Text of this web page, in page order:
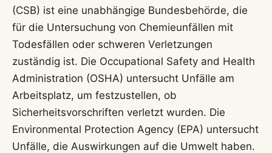
(CSB) ist eine unabhängige Bundesbehörde, die
für die Untersuchung von Chemieunfällen mit
Todesfällen oder schweren Verletzungen
zuständig ist. Die Occupational Safety and Health
Administration (OSHA) untersucht Unfälle am
Arbeitsplatz, um festzustellen, ob
Sicherheitsvorschriften verletzt wurden. Die
Environmental Protection Agency (EPA) untersucht
Unfälle, die Auswirkungen auf die Umwelt haben.